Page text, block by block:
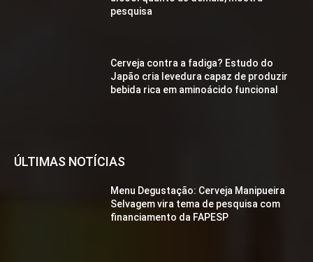
pesquisa
Cerveja contra a fadiga? Estudo do
Japão cria levedura capaz de produzir
bebida rica em aminoácido funcional
ÚLTIMAS NOTÍCIAS
Menu Degustação: Cerveja Manipueira
Selvagem vira tema de pesquisa com
financiamento da FAPESP